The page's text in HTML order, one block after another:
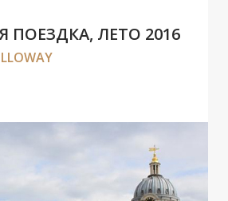
ПОЕЗДКА, ЛЕТО 2016